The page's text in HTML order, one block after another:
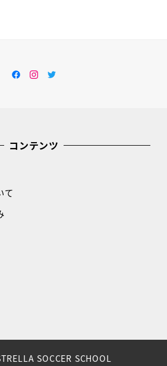
Facebook
コンテンツ
て
SOCCER SCHOOL